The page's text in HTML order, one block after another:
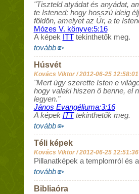
"Tiszteld atyádat és anyádat,
te Istened; hogy hosszú ideig
földön, amelyet az Úr, a te
Mózes V. könyve:5:16
A képek ITTtekinthetők meg.
tovább
Húsvét
Kovács Viktor /2012-06-25 12:58:01
"Mert úgy szerette Isten e
hogy valaki hiszen ő benne, el
legyen."
János Evangéliuma:3:16
A képek ITTtekinthetők meg.
tovább
Téli képek
Kovács Viktor /2012-06-25 12:51:36
Pillanatképek a templomról és
tovább
Bibliaóra